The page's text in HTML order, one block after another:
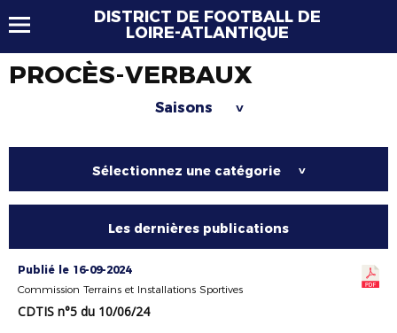
DISTRICT DE FOOTBALL DE
LOIRE-ATLANTIQUE
PROCÈS-VERBAUX
Saisons >
Sélectionnez une catégorie >
Les dernières publications
Publié le 16-09-2024
Commission Terrains et Installations Sportives
CDTIS n°5 du 10/06/24